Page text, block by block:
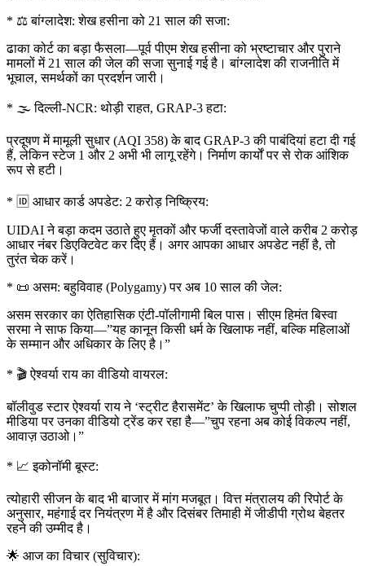
* ⚖️ बांग्लादेश: शेख हसीना को 21 साल की सजा:
ढाका कोर्ट का बड़ा फैसला—पूर्व पीएम शेख हसीना को भ्रष्टाचार और पुराने
मामलों में 21 साल की जेल की सजा सुनाई गई है। बांग्लादेश की राजनीति में
भूचाल, समर्थकों का प्रदर्शन जारी।
* 🌫️ दिल्ली-NCR: थोड़ी राहत, GRAP-3 हटा:
प्रदूषण में मामूली सुधार (AQI 358) के बाद GRAP-3 की पाबंदियां हटा दी गई
हैं, लेकिन स्टेज 1 और 2 अभी भी लागू रहेंगे। निर्माण कार्यों पर से रोक आंशिक
रूप से हटी।
* 🆔 आधार कार्ड अपडेट: 2 करोड़ निष्क्रिय:
UIDAI ने बड़ा कदम उठाते हुए मृतकों और फर्जी दस्तावेजों वाले करीब 2 करोड़
आधार नंबर डिएक्टिवेट कर दिए हैं। अगर आपका आधार अपडेट नहीं है, तो
तुरंत चेक करें।
* 📜 असम: बहुविवाह (Polygamy) पर अब 10 साल की जेल:
असम सरकार का ऐतिहासिक एंटी-पॉलीगामी बिल पास। सीएम हिमंत बिस्वा
सरमा ने साफ किया—”यह कानून किसी धर्म के खिलाफ नहीं, बल्कि महिलाओं
के सम्मान और अधिकार के लिए है।”
* 🎬 ऐश्वर्या राय का वीडियो वायरल:
बॉलीवुड स्टार ऐश्वर्या राय ने ‘स्ट्रीट हैरासमेंट’ के खिलाफ चुप्पी तोड़ी। सोशल
मीडिया पर उनका वीडियो ट्रेंड कर रहा है—”चुप रहना अब कोई विकल्प नहीं,
आवाज़ उठाओ।”
* 📈 इकोनॉमी बूस्ट:
त्योहारी सीजन के बाद भी बाजार में मांग मजबूत। वित्त मंत्रालय की रिपोर्ट के
अनुसार, महंगाई दर नियंत्रण में है और दिसंबर तिमाही में जीडीपी ग्रोथ बेहतर
रहने की उम्मीद है।
🌟 आज का विचार (सुविचार):